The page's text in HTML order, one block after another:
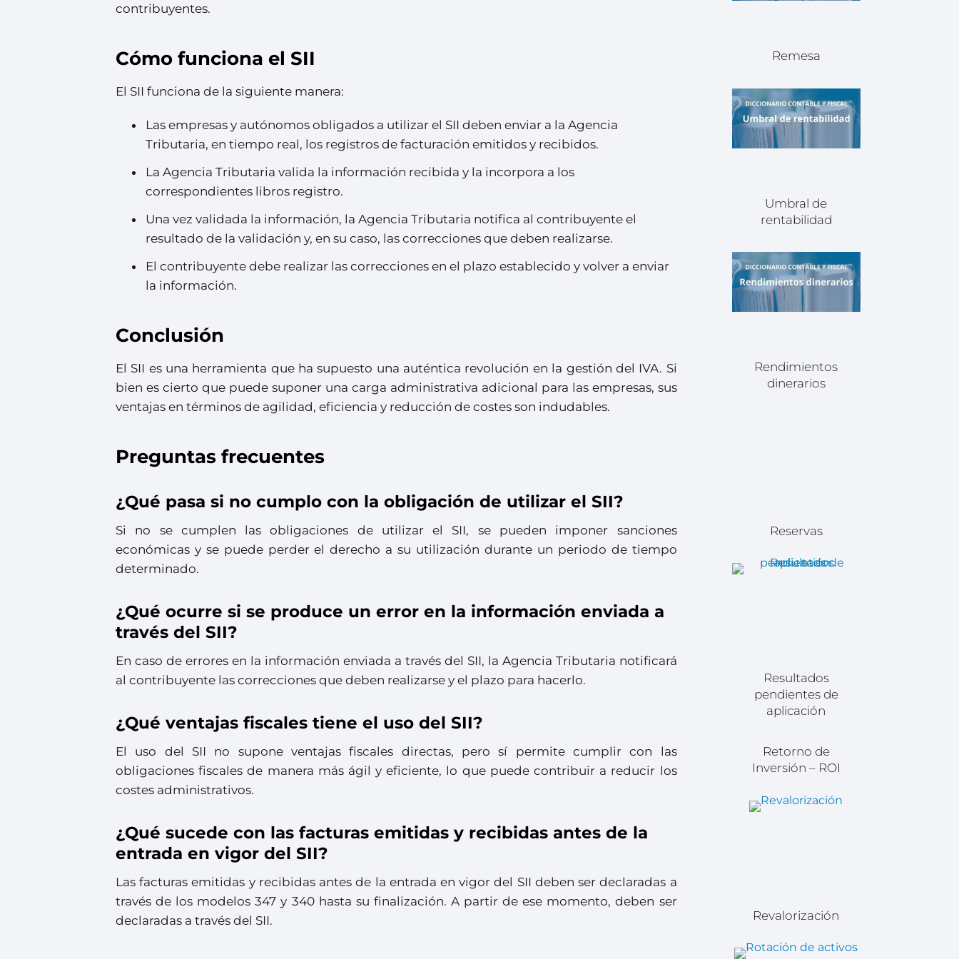
contribuyentes.
Cómo funciona el SII
El SII funciona de la siguiente manera:
Las empresas y autónomos obligados a utilizar el SII deben enviar a la Agencia
Tributaria, en tiempo real, los registros de facturación emitidos y recibidos.
La Agencia Tributaria valida la información recibida y la incorpora a los
correspondientes libros registro.
Una vez validada la información, la Agencia Tributaria notifica al contribuyente el
resultado de la validación y, en su caso, las correcciones que deben realizarse.
El contribuyente debe realizar las correcciones en el plazo establecido y volver a enviar
la información.
Conclusión
El SII es una herramienta que ha supuesto una auténtica revolución en la gestión del IVA. Si
bien es cierto que puede suponer una carga administrativa adicional para las empresas, sus
ventajas en términos de agilidad, eficiencia y reducción de costes son indudables.
Preguntas frecuentes
¿Qué pasa si no cumplo con la obligación de utilizar el SII?
Si no se cumplen las obligaciones de utilizar el SII, se pueden imponer sanciones
económicas y se puede perder el derecho a su utilización durante un periodo de tiempo
determinado.
¿Qué ocurre si se produce un error en la información enviada a
través del SII?
En caso de errores en la información enviada a través del SII, la Agencia Tributaria notificará
al contribuyente las correcciones que deben realizarse y el plazo para hacerlo.
¿Qué ventajas fiscales tiene el uso del SII?
El uso del SII no supone ventajas fiscales directas, pero sí permite cumplir con las
obligaciones fiscales de manera más ágil y eficiente, lo que puede contribuir a reducir los
costes administrativos.
¿Qué sucede con las facturas emitidas y recibidas antes de la
entrada en vigor del SII?
Las facturas emitidas y recibidas antes de la entrada en vigor del SII deben ser declaradas a
través de los modelos 347 y 340 hasta su finalización. A partir de ese momento, deben ser
declaradas a través del SII.
Remesa
Umbral de
rentabilidad
Rendimientos
dinerarios
Reservas
Resultados
pendientes de
aplicación
Retorno de
Inversión – ROI
Revalorización